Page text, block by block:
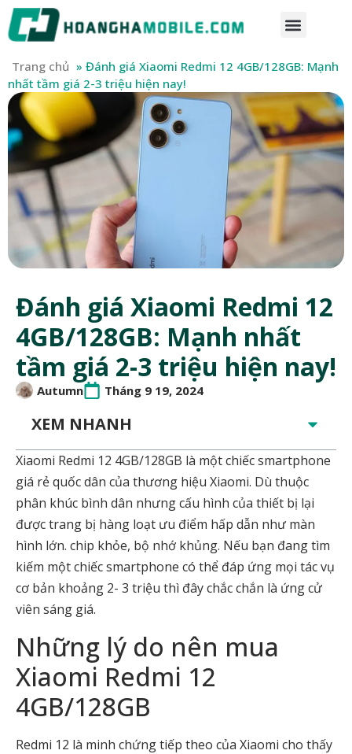
Trang chủ » Đánh giá Xiaomi Redmi 12 4GB/128GB: Mạnh
nhất tầm giá 2-3 triệu hiện nay!
Đánh giá Xiaomi Redmi 12
4GB/128GB: Mạnh nhất
tầm giá 2-3 triệu hiện nay!
Autumn Tháng 9 19, 2024
XEM NHANH
Xiaomi Redmi 12 4GB/128GB là một chiếc smartphone
giá rẻ quốc dân của thương hiệu Xiaomi. Dù thuộc
phân khúc bình dân nhưng cấu hình của thiết bị lại
được trang bị hàng loạt ưu điểm hấp dẫn như màn
hình lớn. chip khỏe, bộ nhớ khủng. Nếu bạn đang tìm
kiếm một chiếc smartphone có thể đáp ứng mọi tác vụ
cơ bản khoảng 2- 3 triệu thì đây chắc chắn là ứng cử
viên sáng giá.
Những lý do nên mua
Xiaomi Redmi 12
4GB/128GB
Redmi 12 là minh chứng tiếp theo của Xiaomi cho thấy